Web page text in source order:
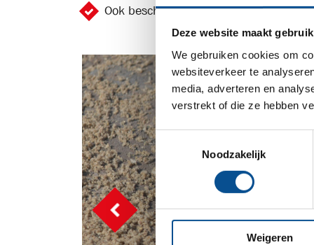
Deze website maakt
We gebruiken cookies om
websiteverkeer te
media, adverteren en
verstrekt of die ze hebben
Toestemmingsselectie
Noodzakelijk
Weigeren
Ook beschikbaar met RAW-keuring
Vorige